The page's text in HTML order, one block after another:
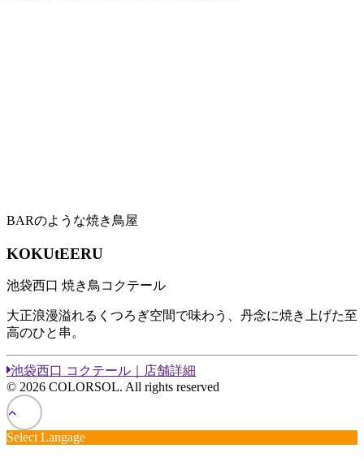
BARのような焼き鳥屋
KOKUtEERU
池袋西口 焼き鳥コクテール
大正浪漫溢れるくつろぎ空間で味わう、丹念に焼き上げた至
高のひと串。
池袋西口 コクテール｜店舗詳細
© 2026 COLORSOL. All rights reserved
Select Langage